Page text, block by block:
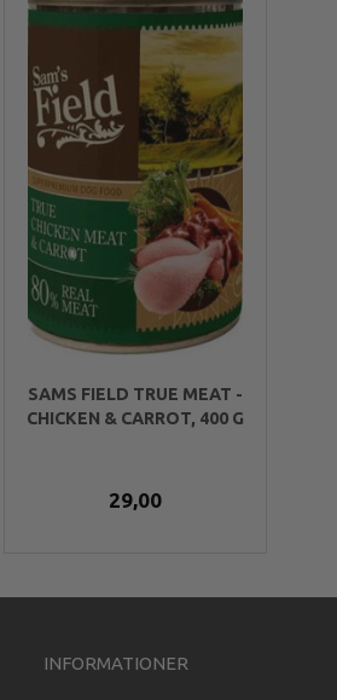
SAMS FIELD TRUE MEAT -
CHICKEN & CARROT, 400 G
29,00
INFORMATIONER